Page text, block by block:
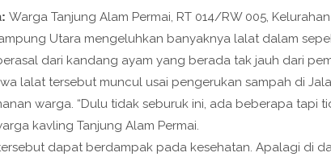
: Warga Tanjung Alam Permai, RT 014/RW 005,
Utara mengeluhkan banyaknya lalat dalam
dari kandang ayam yang berada tak jauh dari
lalat tersebut muncul usai pengerukan sampah di
warga. “Dulu tidak seburuk ini, ada beberapa tapi
kavling Tanjung Alam Permai.
dapat berdampak pada kesehatan. Apalagi di